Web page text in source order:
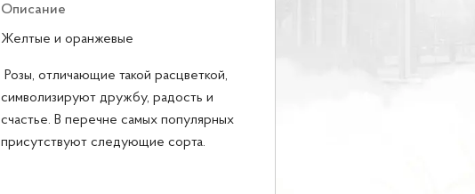
Описание
Желтые и оранжевые
Розы, отличающие такой расцветкой,
символизируют дружбу, радость и
счастье. В перечне самых популярных
присутствуют следующие сорта.